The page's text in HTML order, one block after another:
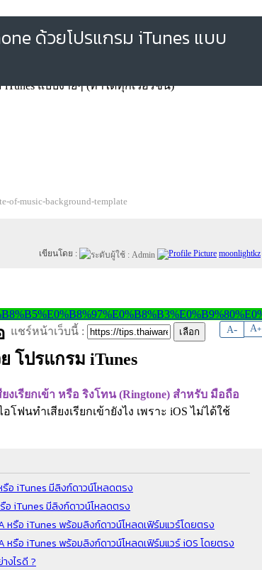
ด้วยโปรแกรม iTunes แบบ
of-music-background-template
เขียนโดย :
moonlightkz
A- A+
แชร์หน้าเว็บนี้ :
โปรแกรม iTunes
ยงเรียกเข้า หรือ ริงโทน (Ringtone) สำหรับ มือถือ
ฟนทำเสียงเรียกเข้ายังไง เพราะ iOS ไม่ได้ใช้
รือ iTunes มีลิงก์ดาวน์โหลดตรง
รือ iTunes มีลิงก์ดาวน์โหลดตรง
หรือ iTunes พร้อมลิงก์ดาวน์โหลดเฟิร์มแวร์โดยตรง
หรือ iTunes พร้อมลิงก์ดาวน์โหลดเฟิร์มแวร์ iOS โดยตรง
งไรดี ?